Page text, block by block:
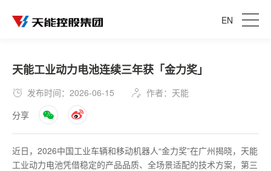
EN
天能工业动力电池连续三年获「金力奖」
发布时间：2026-06-15
作者：天能
分享
近日，2026中国工业车辆和移动机器人“金力奖”在广州揭晓，天能
工业动力电池凭借稳定的产品品质、全场景适配的技术方案，第三